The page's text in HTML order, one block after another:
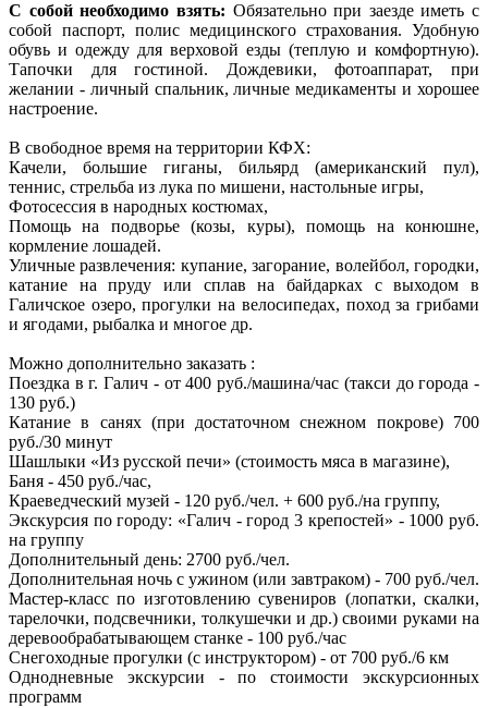
С собой необходимо взять: Обязательно при заезде иметь с
собой паспорт, полис медицинского страхования. Удобную
обувь и одежду для верховой езды (теплую и комфортную).
Тапочки для гостиной. Дождевики, фотоаппарат, при
желании - личный спальник, личные медикаменты и хорошее
настроение.
В свободное время на территории КФХ:
Качели, большие гиганы, бильярд (американский пул),
теннис, стрельба из лука по мишени, настольные игры,
Фотосессия в народных костюмах,
Помощь на подворье (козы, куры), помощь на конюшне,
кормление лошадей.
Уличные развлечения: купание, загорание, волейбол, городки,
катание на пруду или сплав на байдарках с выходом в
Галичское озеро, прогулки на велосипедах, поход за грибами
и ягодами, рыбалка и многое др.
Можно дополнительно заказать :
Поездка в г. Галич - от 400 руб./машина/час (такси до города -
130 руб.)
Катание в санях (при достаточном снежном покрове) 700
руб./30 минут
Шашлыки «Из русской печи» (стоимость мяса в магазине),
Баня - 450 руб./час,
Краеведческий музей - 120 руб./чел. + 600 руб./на группу,
Экскурсия по городу: «Галич - город 3 крепостей» - 1000 руб.
на группу
Дополнительный день: 2700 руб./чел.
Дополнительная ночь с ужином (или завтраком) - 700 руб./чел.
Мастер-класс по изготовлению сувениров (лопатки, скалки,
тарелочки, подсвечники, толкушечки и др.) своими руками на
деревообрабатывающем станке - 100 руб./час
Снегоходные прогулки (с инструктором) - от 700 руб./6 км
Однодневные экскурсии - по стоимости экскурсионных
программ